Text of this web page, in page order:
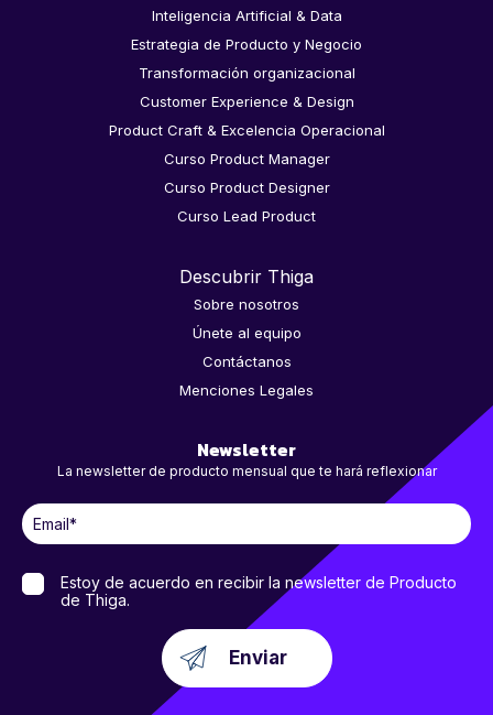
Inteligencia Artificial & Data
Estrategia de Producto y Negocio
Transformación organizacional
Customer Experience & Design
Product Craft & Excelencia Operacional
Curso Product Manager
Curso Product Designer
Curso Lead Product
Descubrir Thiga
Sobre nosotros
Únete al equipo
Contáctanos
Menciones Legales
Newsletter
La newsletter de producto mensual que te hará reflexionar
Estoy de acuerdo en recibir la newsletter de Producto
de Thiga.